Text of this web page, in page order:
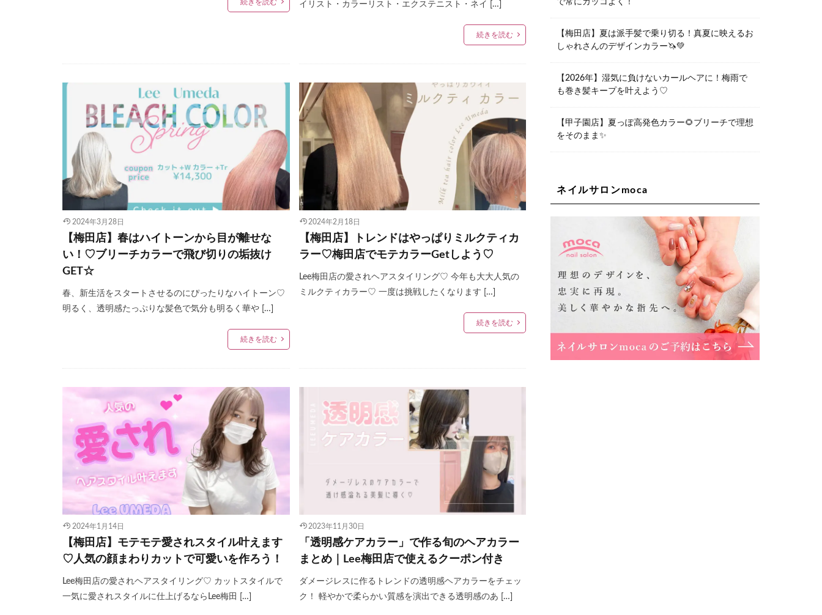
続きを読む
イリスト・カラーリスト・エクステニスト・ネイ […]
続きを読む
2024年3月28日
【梅田店】春はハイトーンから目が離せな
い！♡ブリーチカラーで飛び切りの垢抜け
GET☆
春、新生活をスタートさせるのにぴったりなハイトーン♡
明るく、透明感たっぷりな髪色で気分も明るく華や […]
続きを読む
2024年2月18日
【梅田店】トレンドはやっぱりミルクティカ
ラー♡梅田店でモテカラーGetしよう♡
Lee梅田店の愛されヘアスタイリング♡ 今年も大大人気の
ミルクティカラー♡ 一度は挑戦したくなります […]
続きを読む
2024年1月14日
【梅田店】モテモテ愛されスタイル叶えます
♡人気の顔まわりカットで可愛いを作ろう！
Lee梅田店の愛されヘアスタイリング♡ カットスタイルで
一気に愛されスタイルに仕上げるならLee梅田 […]
2023年11月30日
「透明感ケアカラー」で作る旬のヘアカラー
まとめ｜Lee梅田店で使えるクーポン付き
ダメージレスに作るトレンドの透明感ヘアカラーをチェッ
ク！ 軽やかで柔らかい質感を演出できる透明感のあ […]
06-6563-9091
Lee四ツ橋店
大阪府大阪市西区新町1-5-7 四ツ橋ビル
Lee天王寺店
Ｆ
06-6395-9555
Lee布施店
大阪府東大阪市足代2丁目1-5 モンテノ
06-6748-0778
大阪府枚方市岡東町18-15 キューブ枚
【梅田店】夏は派手髪で乗り切る！真夏に映えるお
しゃれさんのデザインカラー🦄💚
【2026年】湿気に負けないカールヘアに！梅雨で
も巻き髪キープを叶えよう♡
【甲子園店】夏っぽ高発色カラー🌻ブリーチで理想
をそのまま✨
ネイルサロンmoca